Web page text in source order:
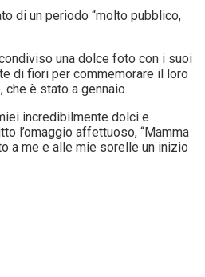
di un periodo “molto pubblico,
una dolce foto con i suoi
di fiori per commemorare il loro
che è stato a gennaio.
incredibilmente dolci e
l’omaggio affettuoso, “Mamma
a me e alle mie sorelle un inizio